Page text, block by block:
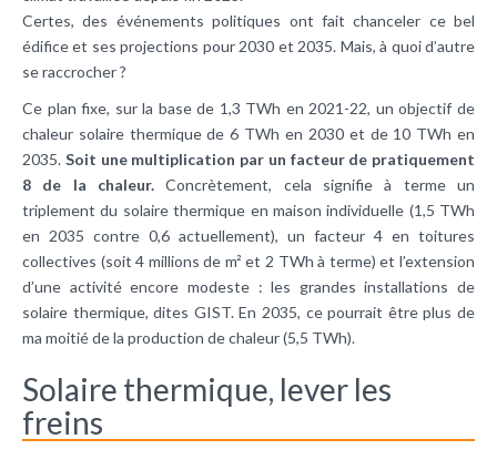
Certes, des événements politiques ont fait chanceler ce bel
édifice et ses projections pour 2030 et 2035. Mais, à quoi d’autre
se raccrocher ?
Ce plan fixe, sur la base de 1,3 TWh en 2021-22, un objectif de
chaleur solaire thermique de 6 TWh en 2030 et de 10 TWh en
2035. Soit une multiplication par un facteur de pratiquement
8 de la chaleur. Concrètement, cela signifie à terme un
triplement du solaire thermique en maison individuelle (1,5 TWh
en 2035 contre 0,6 actuellement), un facteur 4 en toitures
collectives (soit 4 millions de m² et 2 TWh à terme) et l’extension
d’une activité encore modeste : les grandes installations de
solaire thermique, dites GIST. En 2035, ce pourrait être plus de
ma moitié de la production de chaleur (5,5 TWh).
Solaire thermique, lever les
freins